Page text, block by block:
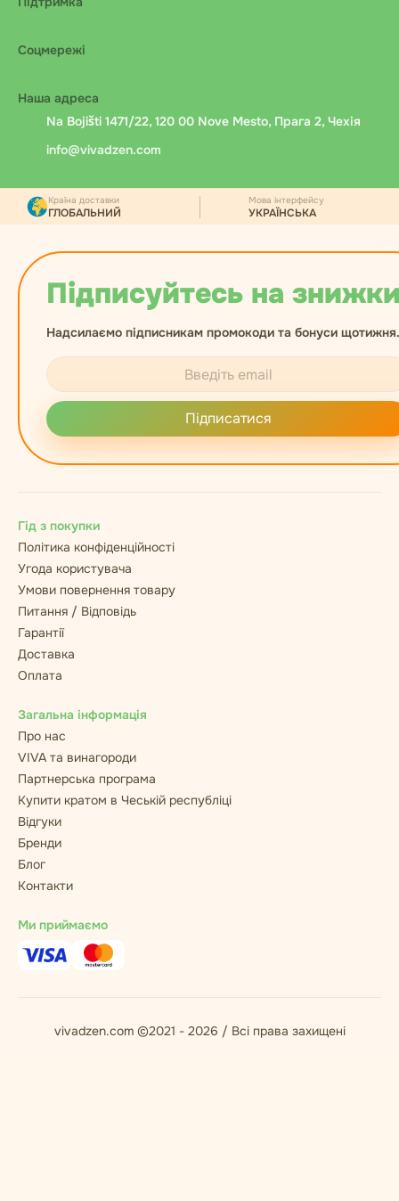
Соцмережі
Наша адреса
Na Bojišti 1471/22, 120 00 Nove Mesto, Прага 2, Чехія
info@vivadzen.com
Підписуйтесь на
Надсилаємо підписникам промокоди та бонуси щотижня.
Підписатися
Країна доставки
ГЛОБАЛЬНИЙ
Мова інтерфейсу
УКРАЇНСЬКА
Гід з покупки
Політика конфіденційності
Угода користувача
Умови повернення товару
Питання / Відповідь
Гарантії
Доставка
Оплата
Загальна інформація
Про нас
VIVA та винагороди
Партнерська програма
Купити кратом в Чеській республіці
Відгуки
Бренди
Блог
Контакти
Ми приймаємо
vivadzen.com ©2021 - 2026 / Всі права захищені